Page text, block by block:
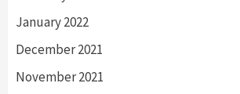
January 2022
December 2021
November 2021